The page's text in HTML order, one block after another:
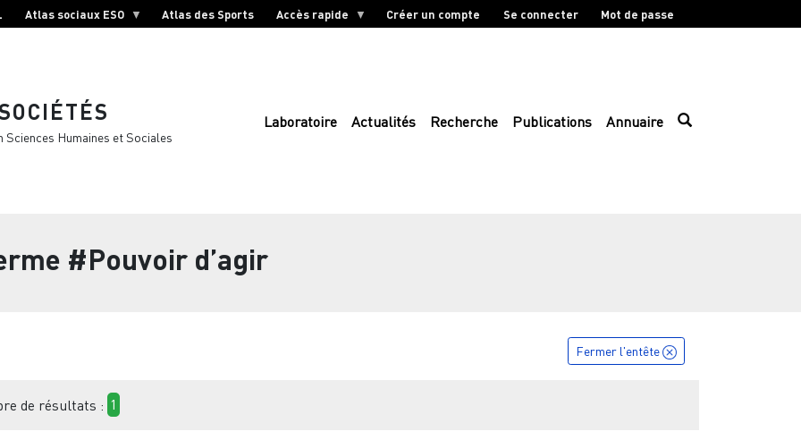
Atlas sociaux ESO Atlas des Sports Accès rapide Créer un compte Se connecter Mot de passe
Humaines et Sociales
Laboratoire Actualités Recherche Publications Annuaire
#Pouvoir d’agir
Fermer l'entête
de résultats : 1